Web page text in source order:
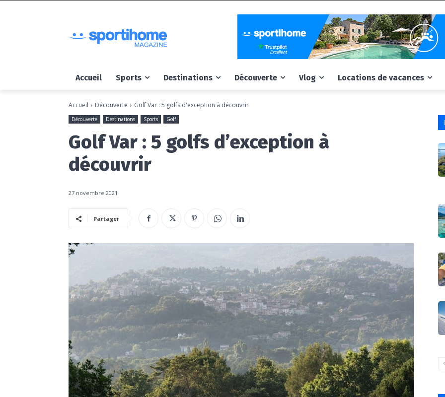
Accueil Sports Destinations Découverte Vlog Locations de vacances
Accueil Découverte Golf Var : 5 golfs d'exception à découvrir
Découverte Destinations Sports Golf
Golf Var : 5 golfs d’exception à
découvrir
27 novembre 2021
Partager